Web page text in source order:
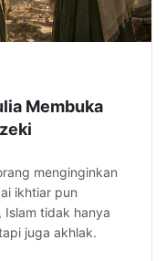
Membuka
menginginkan
ikhtiar pun
Islam tidak hanya
juga akhlak.